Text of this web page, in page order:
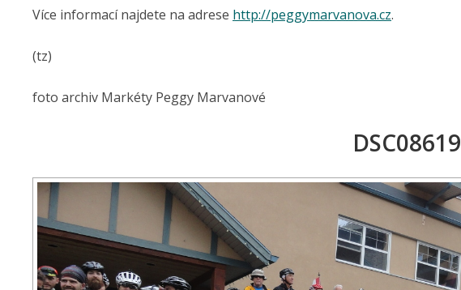
Více informací najdete na adrese http://peggymarvanova.cz.
(tz)
foto archiv Markéty Peggy Marvanové
DSC08619